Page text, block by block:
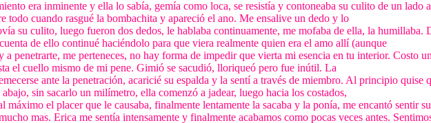
era inminente y ella lo sabía, gemía como loca, se resistía y contoneaba su culito de un lado
todo cuando rasgué la bombachita y apareció el ano. Me ensalive un dedo y lo
su culito, luego fueron dos dedos, le hablaba continuamente, me mofaba de ella, la humillaba.
de ello continué haciéndolo para que viera realmente quien era el amo allí (aunque
penetrarte, me perteneces, no hay forma de impedir que vierta mi esencia en tu interior. Costo
el cuello mismo de mi pene. Gimió se sacudió, lloriqueó pero fue inútil. La
ante la penetración, acaricié su espalda y la sentí a través de miembro. Al principio quise
sin sacarlo un milímetro, ella comenzó a jadear, luego hacia los costados,
máximo el placer que le causaba, finalmente lentamente la sacaba y la ponía, me encantó sentir
mas. Erica me sentía intensamente y finalmente acabamos como pocas veces antes.